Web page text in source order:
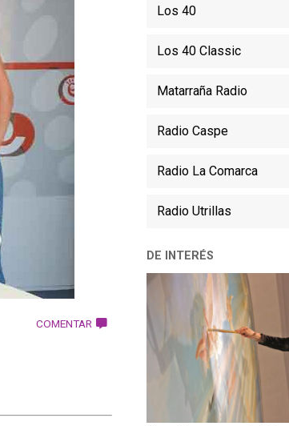
COMENTAR
Los 40
Los 40 Classic
Matarraña Radio
Radio Caspe
Radio La Comarca
Radio Utrillas
DE INTERÉS